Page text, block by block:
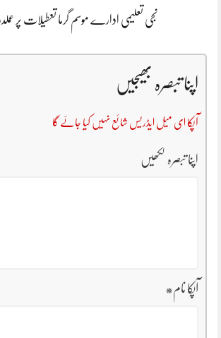
نجی تعلیمی ادارے موسم گرما تعطیلات پر
اپنا تبصرہ بھیجیں
آپکا ای میل ایڈریس شائع نہیں کیا جائے گا
اپنا تبصرہ لکھیں
آپکا نام*